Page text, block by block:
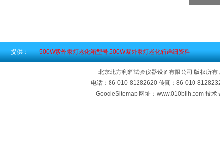
提供： 500W紫外汞灯老化箱型号,500W紫外汞灯老化箱详细资料
北京北方利辉试验仪器设备有限公司 版权所有
电话：86-010-81282620 传真：86-010-
GoogleSitemap 网址：www.010bjlh.com 技